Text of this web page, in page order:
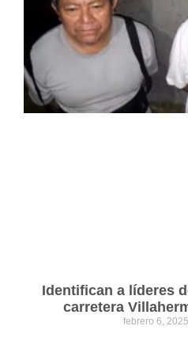
Identifican a líderes
carretera
febrero 6, 2025